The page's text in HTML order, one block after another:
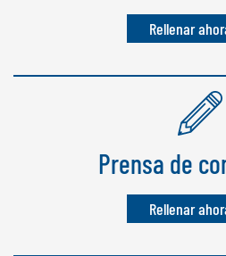
Rellenar
Prensa de
Rellenar